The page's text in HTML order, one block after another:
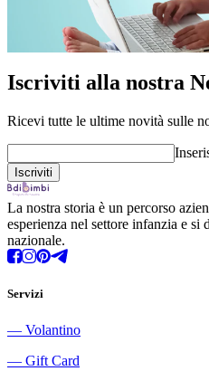
Iscriviti alla nostra
Ricevi tutte le ultime novità sulle
La nostra storia è un percorso
esperienza nel settore infanzia e
nazionale.
Servizi
― Volantino
― Gift Card